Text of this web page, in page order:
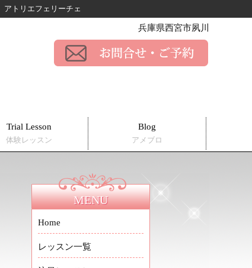
アトリエフェリーチェ
兵庫県西宮市夙川
Trial Lesson
体験レッスン
Blog
アメブロ
MENU
Home
レッスン一覧